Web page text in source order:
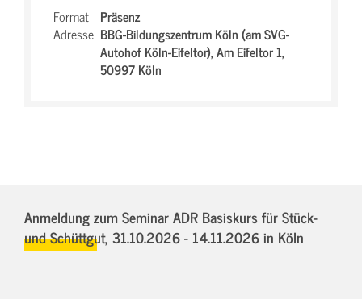
Format Präsenz
Adresse BBG-Bildungszentrum Köln (am SVG-
Autohof Köln-Eifeltor),Am Eifeltor 1,
50997 Köln
Anmeldung zum Seminar ADR Basiskurs für Stück-
und Schüttgut, 31.10.2026 - 14.11.2026in Köln